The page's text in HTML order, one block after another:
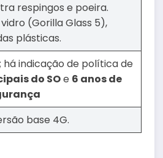
respingos e poeira.
(Gorilla Glass 5),
plásticas.
há indicação de política de
do SOe 6 anos de
base 4G.